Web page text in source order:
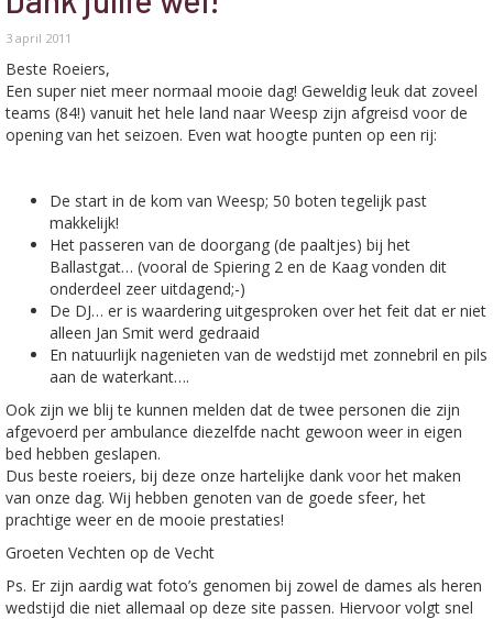
3 april 2011
Beste Roeiers,
Een super niet meer normaal mooie dag! Geweldig leuk dat zoveel
teams (84!) vanuit het hele land naar Weesp zijn afgreisd voor de
opening van het seizoen. Even wat hoogte punten op een rij:
De start in de kom van Weesp; 50 boten tegelijk past
makkelijk!
Het passeren van de doorgang (de paaltjes) bij het
Ballastgat… (vooral de Spiering 2 en de Kaag vonden dit
onderdeel zeer uitdagend;-)
De DJ… er is waardering uitgesproken over het feit dat er niet
alleen Jan Smit werd gedraaid
En natuurlijk nagenieten van de wedstijd met zonnebril en pils
aan de waterkant….
Ook zijn we blij te kunnen melden dat de twee personen die zijn
afgevoerd per ambulance diezelfde nacht gewoon weer in eigen
bed hebben geslapen.
Dus beste roeiers, bij deze onze hartelijke dank voor het maken
van onze dag. Wij hebben genoten van de goede sfeer, het
prachtige weer en de mooie prestaties!
Groeten Vechten op de Vecht
Ps. Er zijn aardig wat foto’s genomen bij zowel de dames als heren
wedstijd die niet allemaal op deze site passen. Hiervoor volgt snel